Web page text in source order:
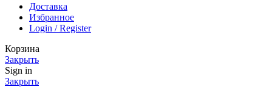
Доставка
Избранное
Login / Register
Корзина
Закрыть
Sign in
Закрыть